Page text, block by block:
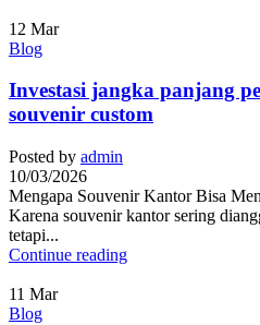
12 Mar
Blog
Investasi jangka panjang
souvenir custom
Posted by admin
10/03/2026
Mengapa Souvenir Kantor Bisa
Karena souvenir kantor sering
tetapi...
Continue reading
11 Mar
Blog